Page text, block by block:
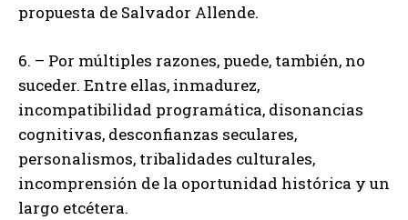
propuesta de Salvador Allende.
6. – Por múltiples razones, puede, también, no
suceder. Entre ellas, inmadurez,
incompatibilidad programática, disonancias
cognitivas, desconfianzas seculares,
personalismos, tribalidades culturales,
incomprensión de la oportunidad histórica y un
largo etcétera.